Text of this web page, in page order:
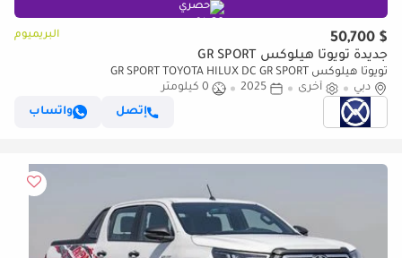
حصري
$ 50,700 البريميوم
جديدة تويوتا هيلوكس GR SPORT
تويوتا هيلوكس GR SPORT TOYOTA HILUX DC GR SPORT
دبي
أخرى 2025
0 كيلومتر
إتصل
واتساب